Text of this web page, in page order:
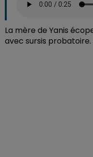
La mère de Yanis
avec sursis probatoire.